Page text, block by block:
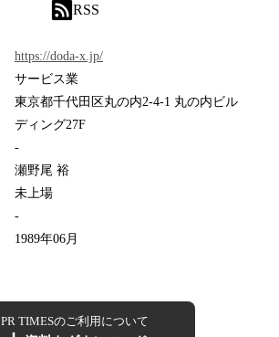
RSS
https://doda-x.jp/
サービス業
東京都千代田区丸の内2-4-1 丸の内ビル
ディング27F
-
瀬野尾 裕
未上場
-
1989年06月
PR TIMESのご利用について